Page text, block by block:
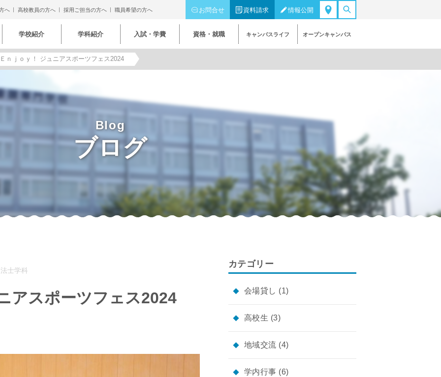
へ 高校教員の方へ 採用ご担当の方へ 職員希望の方へ お問合せ 資料請求 情報公開
学校紹介 学科紹介 入試・学費 資格・就職 キャンパスライフ オープンキャンパス
Ｅｎｊｏｙ！ ジュニアスポーツフェス2024
Blog
ブログ
士学科
アスポーツフェス2024
カテゴリー
会場貸し (1)
高校生 (3)
地域交流 (4)
学内行事 (6)